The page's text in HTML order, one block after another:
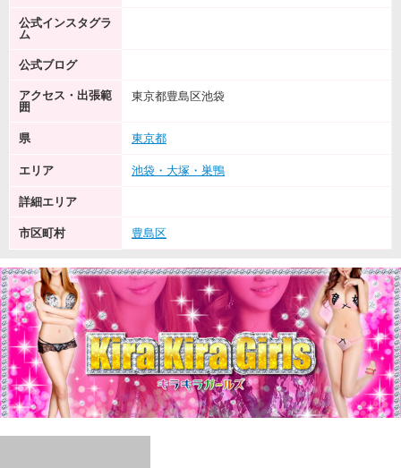
公式インスタグラ
ム
公式ブログ
アクセス・出張範
囲
東京都豊島区池袋
県 東京都
エリア 池袋・大塚・巣鴨
詳細エリア
市区町村 豊島区